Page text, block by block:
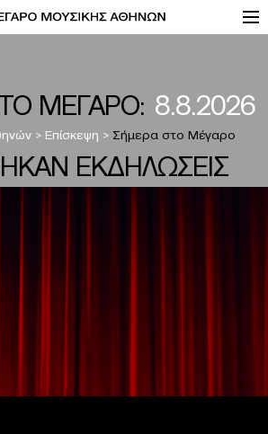
ΜΕΓΑΡΟ: 8.8.2026
> Επίσκεψη > Σήμερα στο Μέγαρο
ΕΚΔΗΛΩΣΕΙΣ